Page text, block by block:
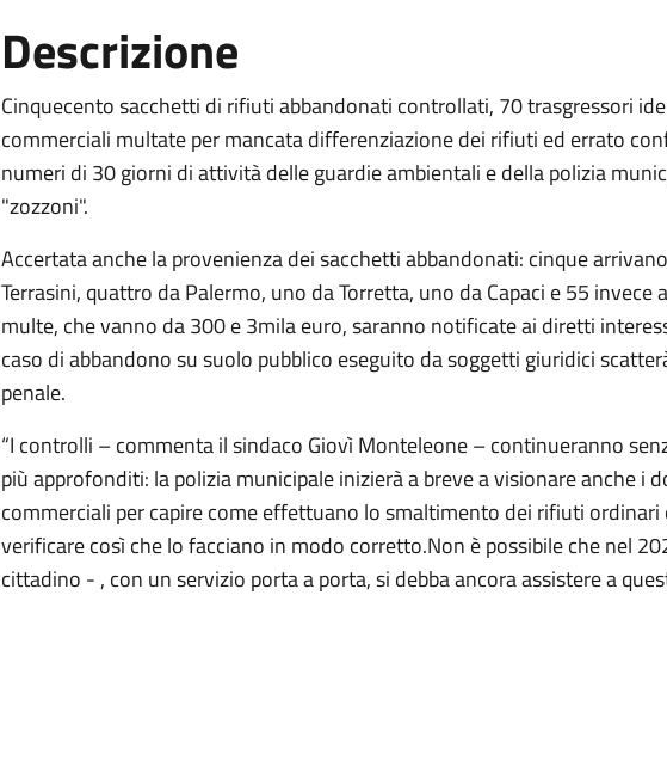
Descrizione
Cinquecento sacchetti di rifiuti abbandonati controllati, 70 trasgressori
commerciali multate per mancata differenziazione dei rifiuti ed errato
numeri di 30 giorni di attività delle guardie ambientali e della polizia
"zozzoni".
Accertata anche la provenienza dei sacchetti abbandonati: cinque
Terrasini, quattro da Palermo, uno da Torretta, uno da Capaci e 55 invece
multe, che vanno da 300 e 3mila euro, saranno notificate ai diretti
caso di abbandono su suolo pubblico eseguito da soggetti giuridici
penale.
“I controlli – commenta il sindaco Giovì Monteleone – continueranno
più approfonditi: la polizia municipale inizierà a breve a visionare anche i
commerciali per capire come effettuano lo smaltimento dei rifiuti
verificare così che lo facciano in modo corretto.Non è possibile che nel
cittadino - , con un servizio porta a porta, si debba ancora assistere a